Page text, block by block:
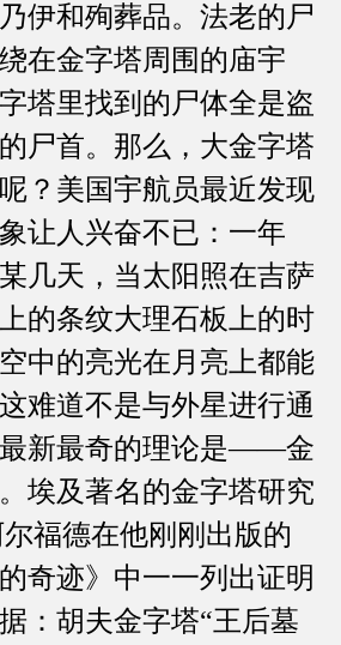
伊和殉葬品。法老的尸
在金字塔周围的庙宇
塔里找到的尸体全是盗
尸首。那么，大金字塔
？美国宇航员最近发现
让人兴奋不已：一年
几天，当太阳照在吉萨
的条纹大理石板上的时
中的亮光在月亮上都能
难道不是与外星进行通
新最奇的理论是——金
埃及著名的金字塔研究
尔福德在他刚刚出版的
奇迹》中一一列出证明
：胡夫金字塔“王后墓